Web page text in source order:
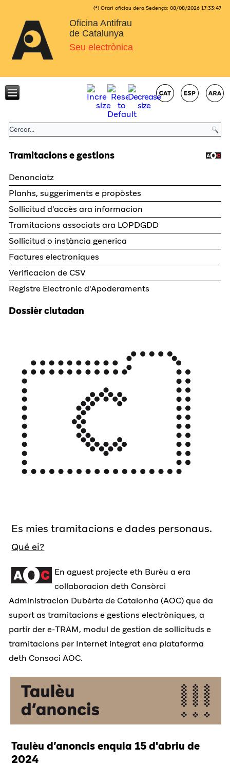
(*) Orari oficiau dera Sedença: 08/08/2026 17:33:47
Oficina Antifrau
de Catalunya
Seu electrònica
Tramitacions e gestions
Denonciatz
Planhs, suggeriments e propòstes
Sollicitud d'accès ara informacion
Tramitacions associats ara LOPDGDD
Sollicitud o instància generica
Factures electroniques
Verificacion de CSV
Registre Electronic d'Apoderaments
Dossièr ciutadan
Es mies tramitacions e dades personaus.
Qué ei?
En aguest projecte eth Burèu a era
collaboracion deth Consòrci
Administracion Dubèrta de Catalonha (AOC) que da
suport as tramitacions e gestions electròniques, a
partir der e-TRAM, modul de gestion de sollicituds e
tramitacions per Internet integrat ena plataforma
deth Consoci AOC.
Taulèu d’anoncis enquia 15 d'abriu de
2024